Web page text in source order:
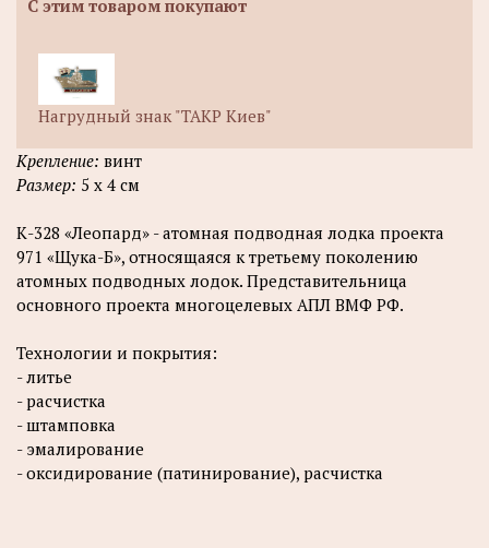
С этим товаром покупают
Нагрудный знак "ТАКР Киев"
Крепление: винт
Размер: 5 х 4 см
К-328 «Леопард» - атомная подводная лодка проекта
971 «Щука-Б», относящаяся к третьему поколению
атомных подводных лодок. Представительница
основного проекта многоцелевых АПЛ ВМФ РФ.
Технологии и покрытия:
- литье
- расчистка
- штамповка
- эмалирование
- оксидирование (патинирование), расчистка